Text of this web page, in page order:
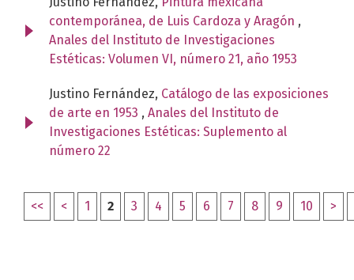
contemporánea, de Luis Cardoza y Aragón ,
Anales del Instituto de Investigaciones
Estéticas: Volumen VI, número 21, año 1953
Justino Fernández, Catálogo de las exposiciones
de arte en 1953 , Anales del Instituto de
Investigaciones Estéticas: Suplemento al
número 22
<< < 1 2 3 4 5 6 7 8 9 10 >